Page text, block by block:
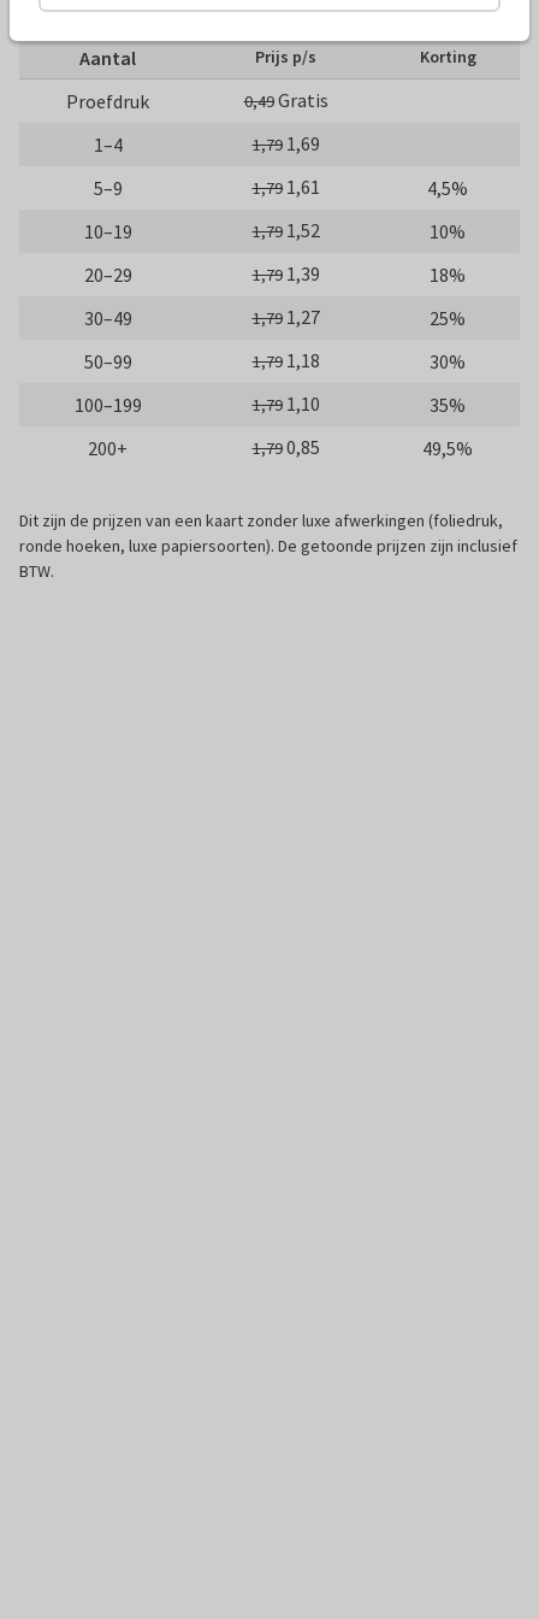
10 x 15 cm 15 x 21 cm 21 x 30 cm
Aantal Prijs p/s Korting
Proefdruk 0,49Gratis
1–4
1,79 1,69
5–9
1,79 1,61
4,5%
10–19
1,79 1,52
10%
20–29
1,79 1,39
18%
30–49
1,79 1,27
25%
50–99
1,79 1,18
30%
100–199
1,79 1,10
35%
200+
1,790,85 49,5%
Dit zijn de prijzen van een kaart zonder luxe afwerkingen (foliedruk,
ronde hoeken, luxe papiersoorten). De getoonde prijzen zijn inclusief
BTW.